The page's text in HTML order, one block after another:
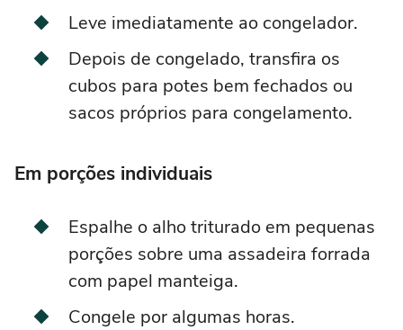
Leve imediatamente ao congelador.
Depois de congelado, transfira os
cubos para potes bem fechados ou
sacos próprios para congelamento.
Em porções individuais
Espalhe o alho triturado em pequenas
porções sobre uma assadeira forrada
com papel manteiga.
Congele por algumas horas.